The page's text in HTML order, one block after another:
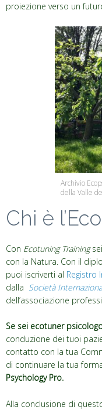
proiezione verso un
Archivio
della Valle
Chi è
Con Ecotuning Training
con la Natura. Con il
puoi iscriverti al Registro
dalla Società
dell’associazione
Se sei ecotuner
conduzione dei tuoi
contatto con la tua
di continuare la tua
Psychology Pro.
Alla conclusione di